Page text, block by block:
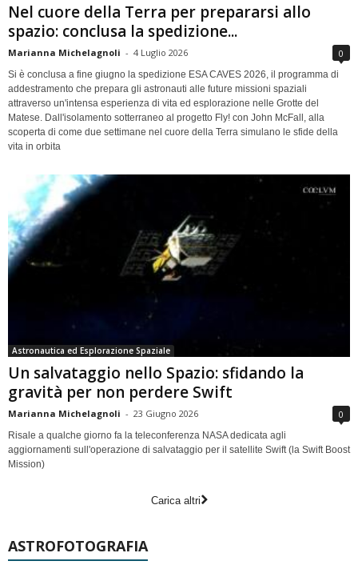
Nel cuore della Terra per prepararsi allo
spazio: conclusa la spedizione...
Marianna Michelagnoli - 4 Luglio 2026 0
Si è conclusa a fine giugno la spedizione ESA CAVES 2026, il programma di
addestramento che prepara gli astronauti alle future missioni spaziali
attraverso un'intensa esperienza di vita ed esplorazione nelle Grotte del
Matese. Dall'isolamento sotterraneo al progetto Fly! con John McFall, alla
scoperta di come due settimane nel cuore della Terra simulano le sfide della
vita in orbita
Astronautica ed Esplorazione Spaziale
Un salvataggio nello Spazio: sfidando la
gravità per non perdere Swift
Marianna Michelagnoli - 23 Giugno 2026 0
Risale a qualche giorno fa la teleconferenza NASA dedicata agli
aggiornamenti sull'operazione di salvataggio per il satellite Swift (la Swift Boost
Mission)
Carica altri
ASTROFOTOGRAFIA